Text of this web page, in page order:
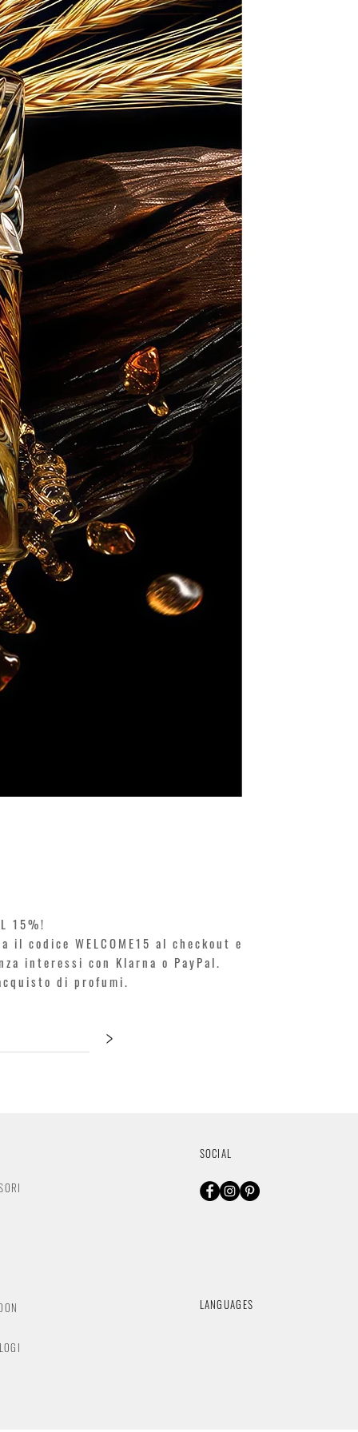
15%!
WELCOME15 al checkout e
interessi con Klarna o PayPal.
di profumi.
>
SOCIAL
LANGUAGES